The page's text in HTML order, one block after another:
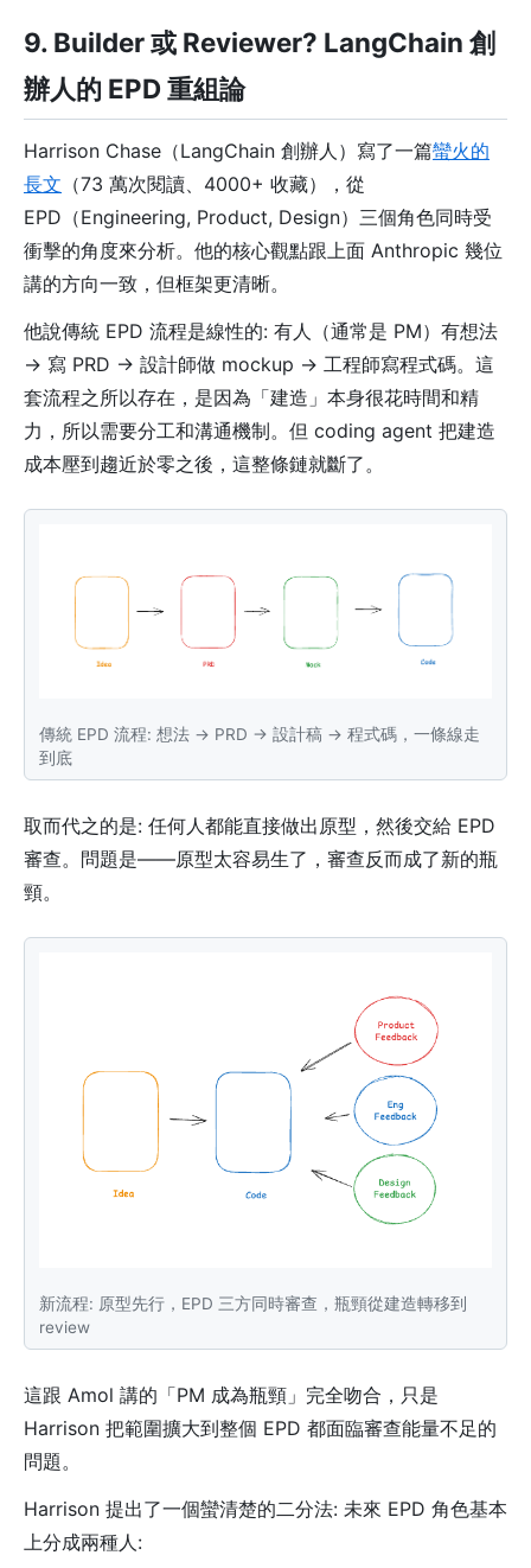
9. Builder 或 Reviewer? LangChain 創
辦人的 EPD 重組論
Harrison Chase（LangChain 創辦人）寫了一篇蠻火的
長文 （73 萬次閱讀、4000+ 收藏），從
EPD（Engineering, Product, Design）三個角色同時受
衝擊的角度來分析。他的核心觀點跟上面 Anthropic 幾位
講的方向一致，但框架更清晰。
他說傳統 EPD 流程是線性的: 有人（通常是 PM）有想法
→ 寫 PRD → 設計師做 mockup → 工程師寫程式碼。這
套流程之所以存在，是因為「建造」本身很花時間和精
力，所以需要分工和溝通機制。但 coding agent 把建造
成本壓到趨近於零之後，這整條鏈就斷了。
傳統 EPD 流程: 想法 → PRD → 設計稿 → 程式碼，一條線走
到底
取而代之的是: 任何人都能直接做出原型，然後交給 EPD
審查。問題是——原型太容易生了，審查反而成了新的瓶
頸。
新流程: 原型先行，EPD 三方同時審查，瓶頸從建造轉移到
review
這跟 Amol 講的「PM 成為瓶頸」完全吻合，只是
Harrison 把範圍擴大到整個 EPD 都面臨審查能量不足的
問題。
Harrison 提出了一個蠻清楚的二分法: 未來 EPD 角色基本
上分成兩種人: